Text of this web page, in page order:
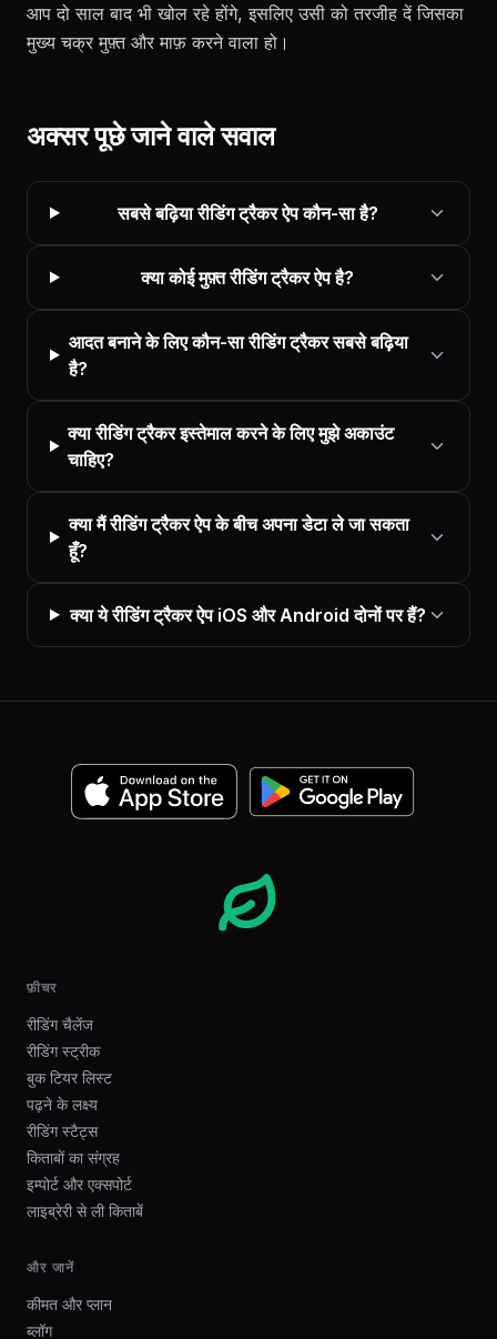
आप दो साल बाद भी खोल रहे होंगे, इसलिए उसी को तरजीह दें जिसका
मुख्य चक्र मुफ़्त और माफ़ करने वाला हो।
अक्सर पूछे जाने वाले सवाल
सबसे बढ़िया रीडिंग ट्रैकर ऐप कौन-सा है?
क्या कोई मुफ़्त रीडिंग ट्रैकर ऐप है?
आदत बनाने के लिए कौन-सा रीडिंग ट्रैकर सबसे बढ़िया
है?
क्या रीडिंग ट्रैकर इस्तेमाल करने के लिए मुझे अकाउंट
चाहिए?
क्या मैं रीडिंग ट्रैकर ऐप के बीच अपना डेटा ले जा सकता
हूँ?
क्या ये रीडिंग ट्रैकर ऐप iOS और Android दोनों पर हैं?
फ़ीचर
रीडिंग चैलेंज
रीडिंग स्ट्रीक
बुक टियर लिस्ट
पढ़ने के लक्ष्य
रीडिंग स्टैट्स
किताबों का संग्रह
इम्पोर्ट और एक्सपोर्ट
लाइब्रेरी से ली किताबें
और जानें
कीमत और प्लान
ब्लॉग